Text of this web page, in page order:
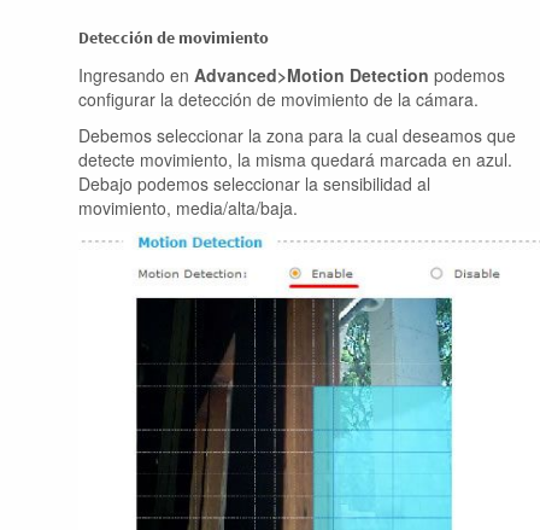
Detección de movimiento
Ingresando en Advanced>Motion Detection podemos
configurar la detección de movimiento de la cámara.
Debemos seleccionar la zona para la cual deseamos que
detecte movimiento, la misma quedará marcada en azul.
Debajo podemos seleccionar la sensibilidad al
movimiento, media/alta/baja.